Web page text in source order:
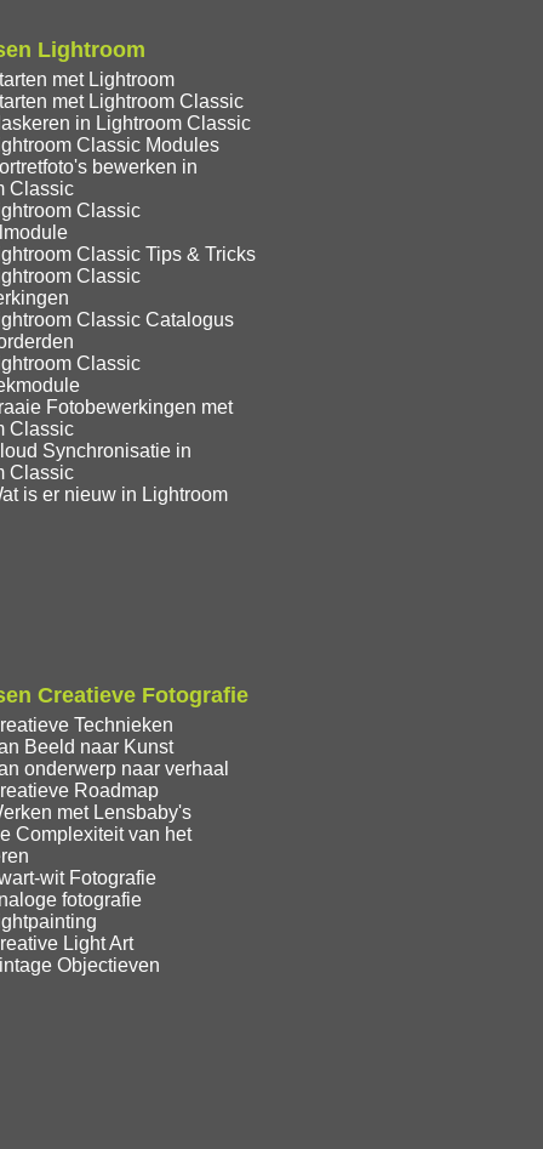
Lightroom
met Lightroom
met Lightroom Classic
in Lightroom Classic
Classic Modules
bewerken in
Classic
Classic
Classic Tips & Tricks
Classic
Classic Catalogus
Classic
Fotobewerkingen met
Classic
Synchronisatie in
Classic
is er nieuw in Lightroom
Creatieve Fotografie
Technieken
Beeld naar Kunst
onderwerp naar verhaal
Roadmap
met Lensbaby's
Complexiteit van het
wit Fotografie
fotografie
Light Art
Objectieven